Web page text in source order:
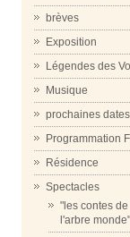
brèves
Exposition
Légendes des
Musique
prochaines dates
Programmation
Résidence
Spectacles
"les contes de
l'arbre monde"